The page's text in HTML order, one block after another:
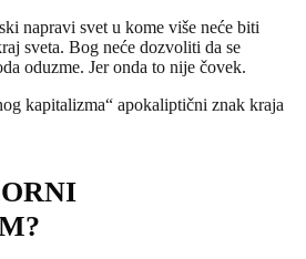
napravi svet u kome više neće biti
sveta. Bog neće dozvoliti da se
oduzme. Jer onda to nije čovek.
kapitalizma“ apokaliptični znak kraja